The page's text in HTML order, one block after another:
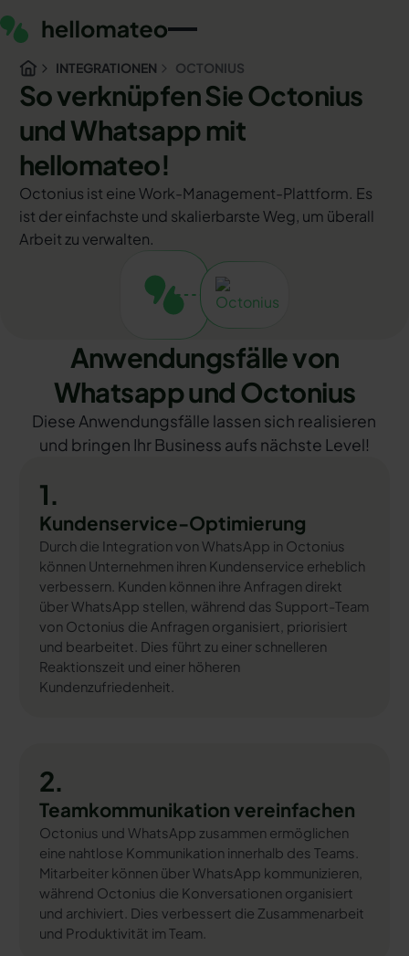
INTEGRATIONEN OCTONIUS
So verknüpfen Sie Octonius
und Whatsapp mit
hellomateo!
Octonius ist eine Work-Management-Plattform. Es
ist der einfachste und skalierbarste Weg, um überall
Arbeit zu verwalten.
Anwendungsfälle von
Whatsapp und Octonius
Diese Anwendungsfälle lassen sich realisieren
und bringen Ihr Business aufs nächste Level!
1.
Kundenservice-Optimierung
Durch die Integration von WhatsApp in Octonius
können Unternehmen ihren Kundenservice erheblich
verbessern. Kunden können ihre Anfragen direkt
über WhatsApp stellen, während das Support-Team
von Octonius die Anfragen organisiert, priorisiert
und bearbeitet. Dies führt zu einer schnelleren
Reaktionszeit und einer höheren
Kundenzufriedenheit.
2.
Teamkommunikation vereinfachen
Octonius und WhatsApp zusammen ermöglichen
eine nahtlose Kommunikation innerhalb des Teams.
Mitarbeiter können über WhatsApp kommunizieren,
während Octonius die Konversationen organisiert
und archiviert. Dies verbessert die Zusammenarbeit
und Produktivität im Team.